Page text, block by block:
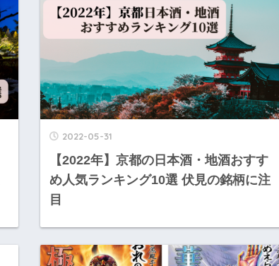
2022-05-31
【2022年】京都の日本酒・地酒おすす
め人気ランキング10選 伏見の銘柄に注
目